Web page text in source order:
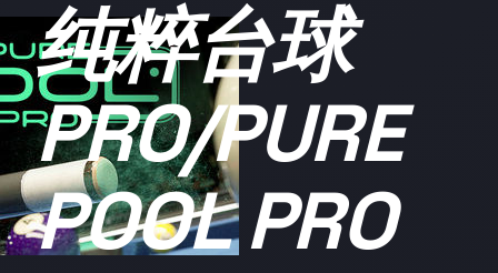
纯粹台球
PRO/PURE
POOL PRO